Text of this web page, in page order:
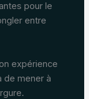
pour le
entre
expérience
de mener à